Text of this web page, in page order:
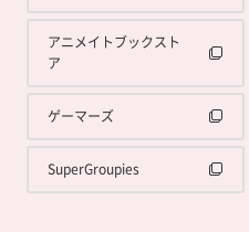
アニメイトブックスト
ア
ゲーマーズ
SuperGroupies